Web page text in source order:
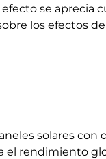
se aprecia
los efectos
solares con
el rendimiento